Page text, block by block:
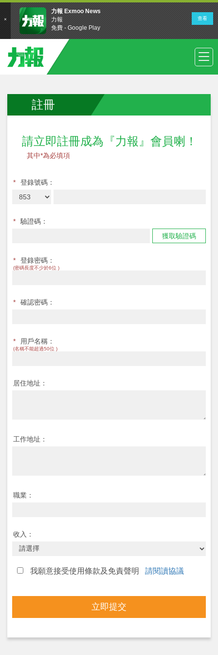
註冊
請立即註冊成為『力報』會員喇！
其中*為必填項
* 登錄號碼：
*
驗證碼：
獲取驗證碼
* 登錄密碼：
(密碼長度不少於6位 )
* 確認密碼：
* 用戶名稱：
(名稱不能超過50位 )
居住地址：
工作地址：
職業：
收入：
我願意接受使用條款及免責聲明 請閱讀協議